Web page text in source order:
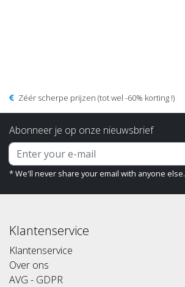
Zéér scherpe prijzen (tot wel -60% korting !)
Abonneer je op onze nieuwsbrief
* We'll never share your email with anyone else.
Klantenservice
Klantenservice
Over ons
AVG - GDPR